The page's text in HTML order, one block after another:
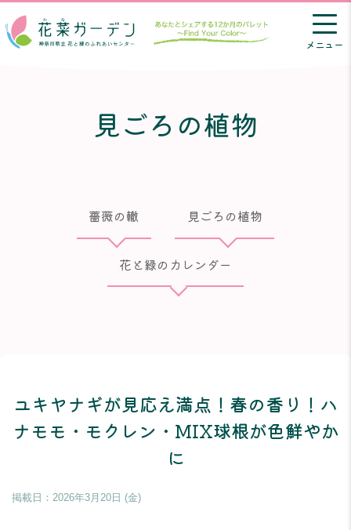
メニュー
見ごろの植物
薔薇の轍 見ごろの植物
花と緑のカレンダー
ユキヤナギが見応え満点！春の香り！ハ
ナモモ・モクレン・MIX球根が色鮮やか
に
掲載日： 2026年3月20日 (金)